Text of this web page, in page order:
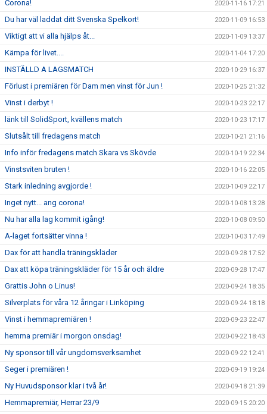
Corona! 2020-11-16 17:21
Du har väl laddat ditt Svenska Spelkort! 2020-11-09 16:53
Viktigt att vi alla hjälps åt... 2020-11-09 13:37
Kämpa för livet.... 2020-11-04 17:20
INSTÄLLD A LAGSMATCH 2020-10-29 16:37
Förlust i premiären för Dam men vinst för Jun ! 2020-10-25 21:32
Vinst i derbyt ! 2020-10-23 22:17
länk till SolidSport, kvällens match 2020-10-23 17:17
Slutsålt till fredagens match 2020-10-21 21:16
Info inför fredagens match Skara vs Skövde 2020-10-19 22:34
Vinstsviten bruten ! 2020-10-16 22:05
Stark inledning avgjorde ! 2020-10-09 22:17
Inget nytt... ang corona! 2020-10-08 13:28
Nu har alla lag kommit igång! 2020-10-08 09:50
A-laget fortsätter vinna ! 2020-10-03 17:49
Dax för att handla träningskläder 2020-09-28 17:52
Dax att köpa träningskläder för 15 år och äldre 2020-09-28 17:47
Grattis John o Linus! 2020-09-24 18:35
Silverplats för våra 12 åringar i Linköping 2020-09-24 18:18
Vinst i hemmapremiären ! 2020-09-23 22:47
hemma premiär i morgon onsdag! 2020-09-22 18:43
Ny sponsor till vår ungdomsverksamhet 2020-09-22 12:41
Seger i premiären ! 2020-09-19 19:24
Ny Huvudsponsor klar i två år! 2020-09-18 21:39
Hemmapremiär, Herrar 23/9 2020-09-15 20:20